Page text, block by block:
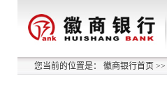
您当前的位置是： 徽商银行首页 >>